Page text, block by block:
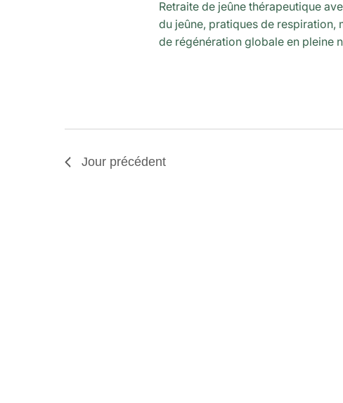
Retraite de jeûne thérapeutique
du jeûne, pratiques de respiration,
de régénération globale en pleine
Jour précédent